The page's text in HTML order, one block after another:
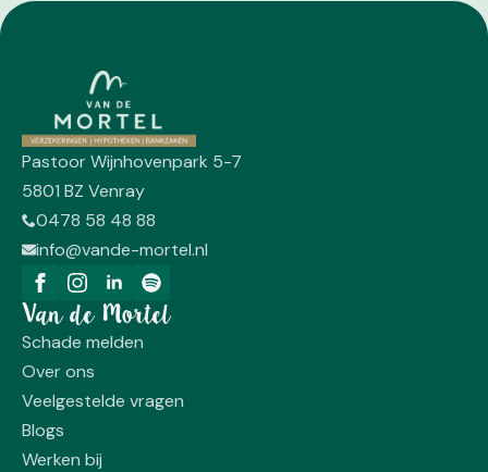
Pastoor Wijnhovenpark 5-7
5801 BZ Venray
0478 58 48 88
info@vande-mortel.nl
Van de Mortel
Schade melden
Over ons
Veelgestelde vragen
Blogs
Werken bij